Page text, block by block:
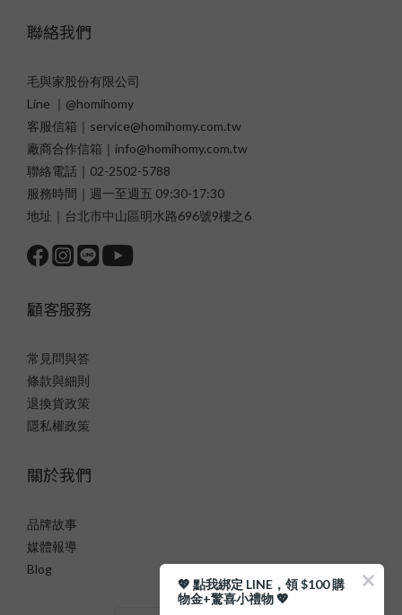
聯絡我們
毛與家股份有限公司
Line ｜@homihomy
客服信箱｜service@homihomy.com.tw
廠商合作信箱｜info@homihomy.com.tw
聯絡電話｜02-2502-5788
服務時間｜週一至週五 09:30-17:30
地址｜台北市中山區明水路696號9樓之6
顧客服務
常見問與答
條款與細則
退換貨政策
隱私權政策
關於我們
品牌故事
媒體報導
Blog
💖 點我綁定 LINE，領 $100 購
物金+驚喜小禮物 💖